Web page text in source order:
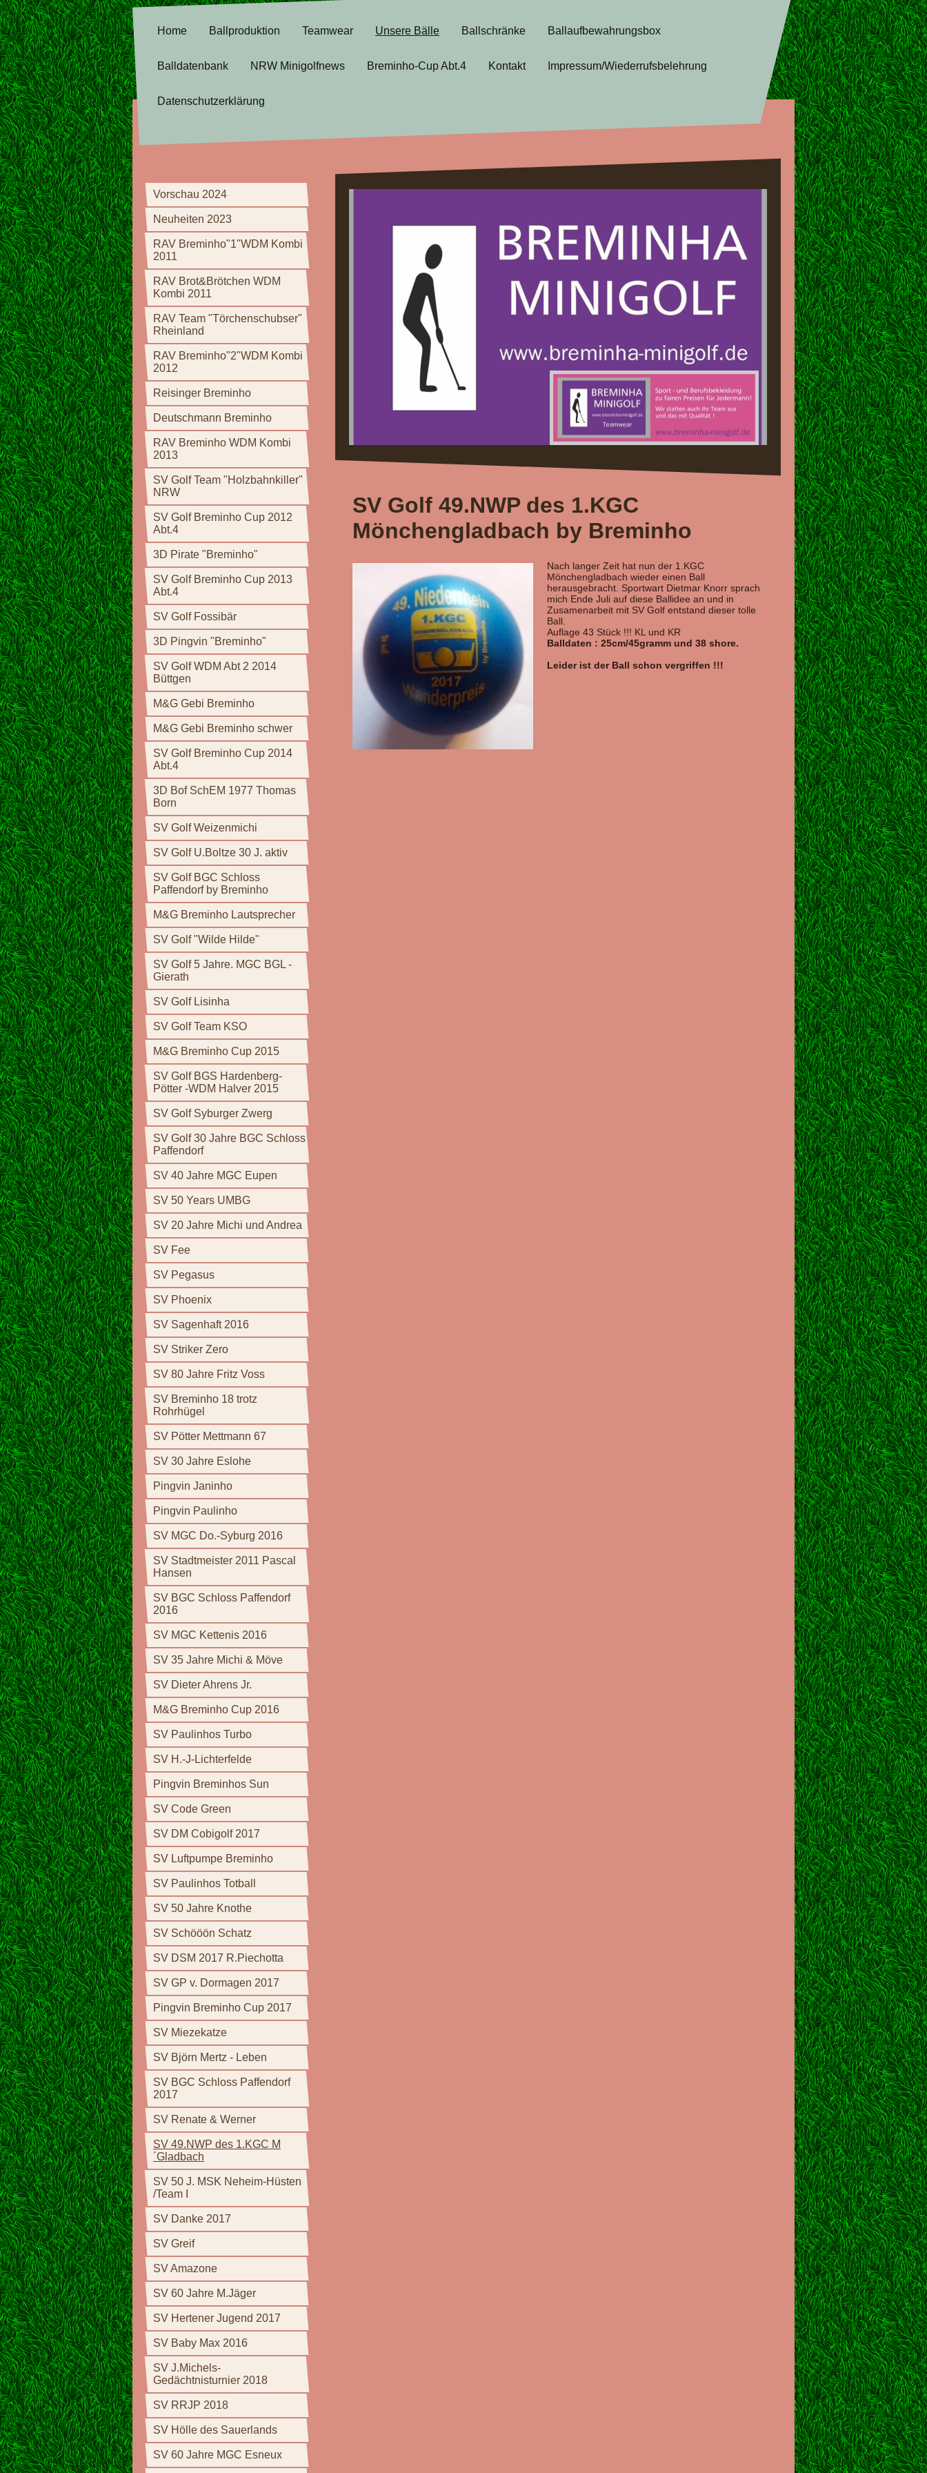
Home Ballproduktion Teamwear Unsere Bälle Ballschränke Ballaufbewahrungsbox
Balldatenbank NRW Minigolfnews Breminho-Cup Abt.4 Kontakt Impressum/Wiederrufsbelehrung
Datenschutzerklärung
SV Golf 49.NWP des 1.KGC
Mönchengladbach by Breminho
Nach langer Zeit hat nun der 1.KGC
Mönchengladbach wieder einen Ball
herausgebracht. Sportwart Dietmar Knorr sprach
mich Ende Juli auf diese Ballidee an und in
Zusamenarbeit mit SV Golf entstand dieser tolle
Ball.
Auflage 43 Stück !!! KL und KR
Balldaten : 25cm/45gramm und 38 shore.
Leider ist der Ball schon vergriffen !!!
Vorschau 2024
Neuheiten 2023
RAV Breminho"1"WDM Kombi
2011
RAV Brot&Brötchen WDM
Kombi 2011
RAV Team "Törchenschubser"
Rheinland
RAV Breminho"2"WDM Kombi
2012
Reisinger Breminho
Deutschmann Breminho
RAV Breminho WDM Kombi
2013
SV Golf Team "Holzbahnkiller"
NRW
SV Golf Breminho Cup 2012
Abt.4
3D Pirate "Breminho"
SV Golf Breminho Cup 2013
Abt.4
SV Golf Fossibär
3D Pingvin "Breminho"
SV Golf WDM Abt 2 2014
Büttgen
M&G Gebi Breminho
M&G Gebi Breminho schwer
SV Golf Breminho Cup 2014
Abt.4
3D Bof SchEM 1977 Thomas
Born
SV Golf Weizenmichi
SV Golf U.Boltze 30 J. aktiv
SV Golf BGC Schloss
Paffendorf by Breminho
M&G Breminho Lautsprecher
SV Golf "Wilde Hilde"
SV Golf 5 Jahre. MGC BGL -
Gierath
SV Golf Lisinha
SV Golf Team KSO
M&G Breminho Cup 2015
SV Golf BGS Hardenberg-
Pötter -WDM Halver 2015
SV Golf Syburger Zwerg
SV Golf 30 Jahre BGC Schloss
Paffendorf
SV 40 Jahre MGC Eupen
SV 50 Years UMBG
SV 20 Jahre Michi und Andrea
SV Fee
SV Pegasus
SV Phoenix
SV Sagenhaft 2016
SV Striker Zero
SV 80 Jahre Fritz Voss
SV Breminho 18 trotz
Rohrhügel
SV Pötter Mettmann 67
SV 30 Jahre Eslohe
Pingvin Janinho
Pingvin Paulinho
SV MGC Do.-Syburg 2016
SV Stadtmeister 2011 Pascal
Hansen
SV BGC Schloss Paffendorf
2016
SV MGC Kettenis 2016
SV 35 Jahre Michi & Möve
SV Dieter Ahrens Jr.
M&G Breminho Cup 2016
SV Paulinhos Turbo
SV H.-J-Lichterfelde
Pingvin Breminhos Sun
SV Code Green
SV DM Cobigolf 2017
SV Luftpumpe Breminho
SV Paulinhos Totball
SV 50 Jahre Knothe
SV Schööön Schatz
SV DSM 2017 R.Piechotta
SV GP v. Dormagen 2017
Pingvin Breminho Cup 2017
SV Miezekatze
SV Björn Mertz - Leben
SV BGC Schloss Paffendorf
2017
SV Renate & Werner
SV 49.NWP des 1.KGC M
´Gladbach
SV 50 J. MSK Neheim-Hüsten
/Team I
SV Danke 2017
SV Greif
SV Amazone
SV 60 Jahre M.Jäger
SV Hertener Jugend 2017
SV Baby Max 2016
SV J.Michels-
Gedächtnisturnier 2018
SV RRJP 2018
SV Hölle des Sauerlands
SV 60 Jahre MGC Esneux